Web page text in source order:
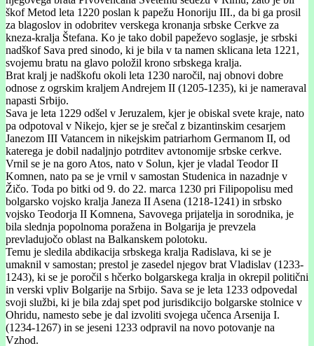
škof Metod leta 1220 poslan k papežu Honoriju III., da bi ga prosil
za blagoslov in odobritev verskega kronanja srbske Cerkve za
kneza-kralja Štefana. Ko je tako dobil papeževo soglasje, je srbski
nadškof Sava pred sinodo, ki je bila v ta namen sklicana leta 1221,
svojemu bratu na glavo položil krono srbskega kralja.
Brat kralj je nadškofu okoli leta 1230 naročil, naj obnovi dobre
odnose z ogrskim kraljem Andrejem II (1205-1235), ki je nameraval
napasti Srbijo.
Sava je leta 1229 odšel v Jeruzalem, kjer je obiskal svete kraje, nato
pa odpotoval v Nikejo, kjer se je srečal z bizantinskim cesarjem
Janezom III Vatancem in nikejskim patriarhom Germanom II, od
katerega je dobil nadaljnjo potrditev avtonomije srbske cerkve.
Vrnil se je na goro Atos, nato v Solun, kjer je vladal Teodor II
Komnen, nato pa se je vrnil v samostan Studenica in nazadnje v
Žičo. Toda po bitki od 9. do 22. marca 1230 pri Filipopolisu med
bolgarsko vojsko kralja Janeza II Asena (1218-1241) in srbsko
vojsko Teodorja II Komnena, Savovega prijatelja in sorodnika, je
bila slednja popolnoma poražena in Bolgarija je prevzela
prevladujočo oblast na Balkanskem polotoku.
Temu je sledila abdikacija srbskega kralja Radislava, ki se je
umaknil v samostan; prestol je zasedel njegov brat Vladislav (1233-
1243), ki se je poročil s hčerko bolgarskega kralja in okrepil politični
in verski vpliv Bolgarije na Srbijo. Sava se je leta 1233 odpovedal
svoji službi, ki je bila zdaj spet pod jurisdikcijo bolgarske stolnice v
Ohridu, namesto sebe je dal izvoliti svojega učenca Arsenija I.
(1234-1267) in se jeseni 1233 odpravil na novo potovanje na
Vzhod.